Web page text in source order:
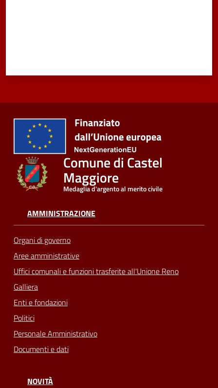
Comune di Castel
Maggiore
Medaglia d'argento al merito civile
AMMINISTRAZIONE
Organi di governo
Aree amministrative
Uffici comunali e funzioni trasferite all'Unione Reno
Galliera
Enti e fondazioni
Politici
Personale Amministrativo
Documenti e dati
NOVITÀ